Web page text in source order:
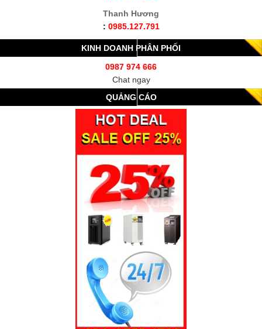
Thanh Hương
: 0985.127.791
KINH DOANH PHÂN PHỐI
0987 974 666
Chat ngay
QUẢNG CÁO